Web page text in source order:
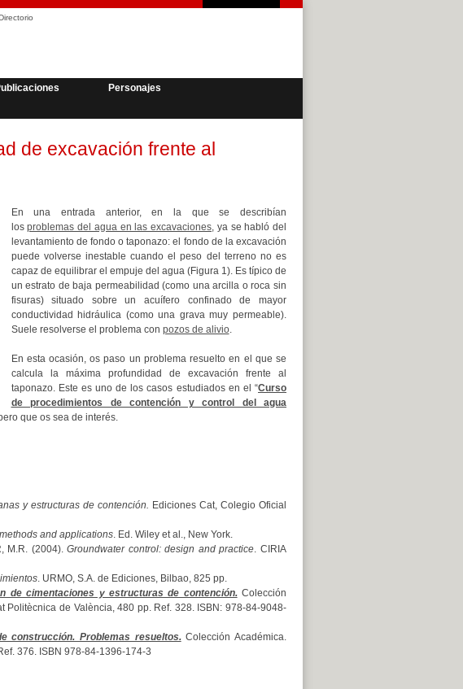
Personajes
de excavación frente al
En una entrada anterior, en la que se describían
losproblemas del agua en las excavaciones, ya se habló del
levantamiento de fondo o taponazo: el fondo de la excavación
puede volverse inestable cuando el peso del terreno no es
capaz de equilibrar el empuje del agua (Figura 1). Es típico de
un estrato de baja permeabilidad (como una arcilla o roca sin
fisuras) situado sobre un acuífero confinado de mayor
conductividad hidráulica (como una grava muy permeable).
Suele resolverse el problema con pozos de alivio.
En esta ocasión, os paso un problema resuelto en el que se
calcula la máxima profundidad de excavación frente al
taponazo. Este es uno de los casos estudiados en el “Curso
de procedimientos de contención y control del agua
que os sea de interés.
y estructuras de contención. Ediciones Cat, Colegio Oficial
and applications. Ed. Wiley et al., New York.
M.R. (2004).Groundwater control: design and practice. CIRIA
. URMO, S.A. de Ediciones, Bilbao, 825 pp.
de cimentaciones y estructuras de contención.Colección
Politècnica de València, 480 pp. Ref. 328. ISBN: 978-84-9048-
construcción. Problemas resueltos.Colección Académica.
376. ISBN 978-84-1396-174-3